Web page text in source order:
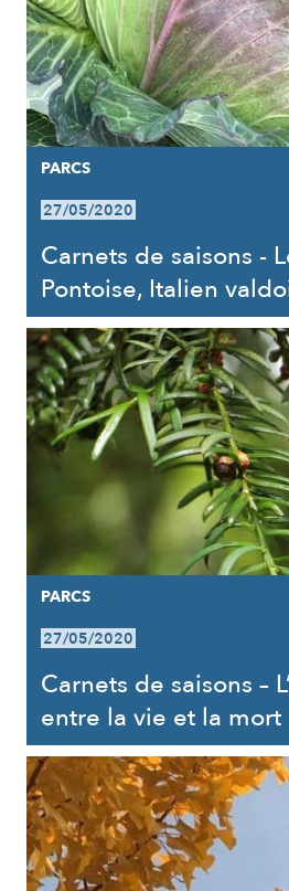
PARCS
27/05/2020
Carnets de saisons -
Pontoise, Italien
PARCS
27/05/2020
Carnets de saisons –
entre la vie et la mort